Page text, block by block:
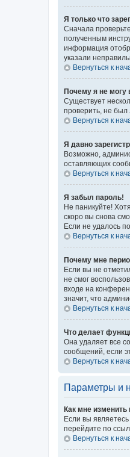
Я только что
Сначала
полученным
информация
указали
Вернуться к
Почему я не могу
Существует
проверить, не был
Вернуться к
Я давно
Возможно,
оставляющих
Вернуться к
Я забыл пароль!
Не паникуйте!
скоро вы снова
Если не удалось
Вернуться к
Почему мне
Если вы не
не смог
входе на
значит, что
Вернуться к
Что делает
Она удаляет все
сообщений, если
Вернуться к
Параметры и
Как мне изменить
Если вы
перейдите по
Вернуться к